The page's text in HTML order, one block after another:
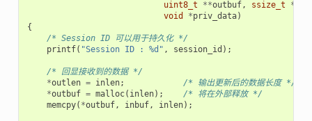
uint8_t
**outbuf, ssize_t *
void
*priv_data)
{
/* Session ID 可以用于持久化 */
printf( "Session ID : %d" , session_id );
/* 回显接收到的数据 */
*outlen = inlen;
/* 输出更新后的数据长度 */
*outbuf = malloc( inlen);
/* 将在外部释放 */
memcpy( *outbuf, inbuf, inlen);